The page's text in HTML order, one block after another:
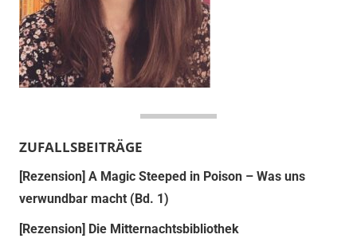
ZUFALLSBEITRÄGE
[Rezension] A Magic Steeped in Poison – Was uns
verwundbar macht (Bd. 1)
[Rezension] Die Mitternachtsbibliothek